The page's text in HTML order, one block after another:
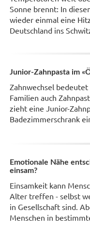
Sonne brennt: In
wieder einmal eine
Deutschland ins
Junior-Zahnpasta im
Zahnwechsel
Familien auch
zieht eine Junior-
Badezimmerschrank
Emotionale Nähe
einsam?
Einsamkeit kann
Alter treffen - selbst
in Gesellschaft sind.
Menschen in